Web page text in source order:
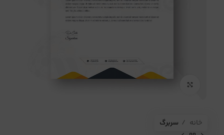
خانه سربرگ